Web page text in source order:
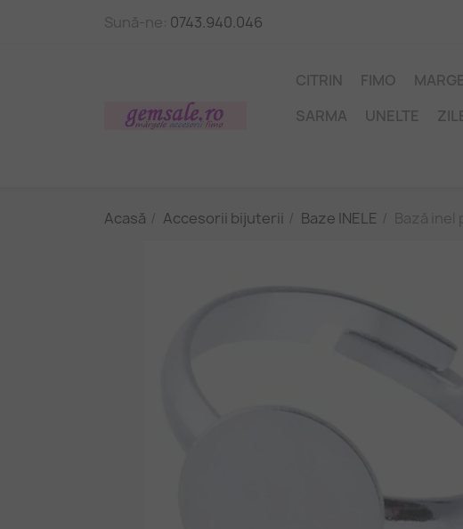
Sună-ne: 0743.940.046
CITRIN FIMO
SARMA
UNELTE
Acasă Accesorii bijuterii Baze INELE Bază inel